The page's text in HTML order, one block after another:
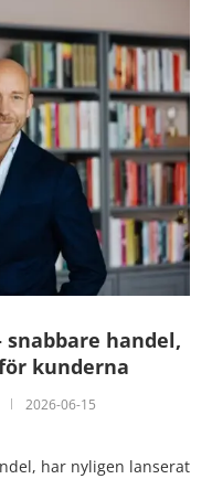
handel,
kunderna
2026-06-15
har nyligen lanserat